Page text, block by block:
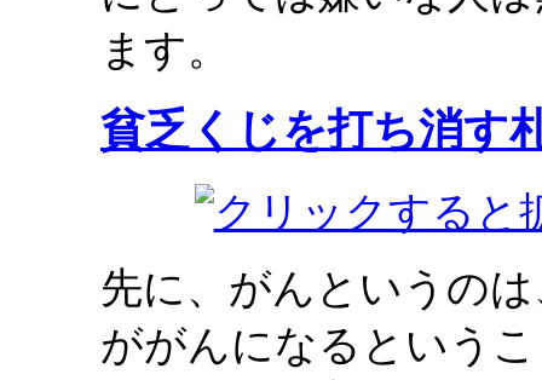
ます。
貧乏くじを打ち消す
先に、がんというの
ががんになるという